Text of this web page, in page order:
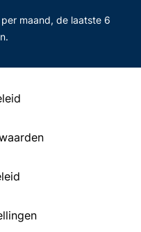
per maand, de laatste 6